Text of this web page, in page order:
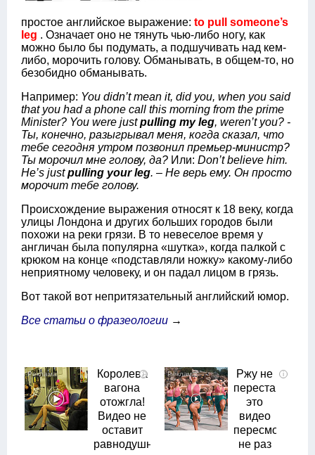
простое английское выражение: to pull someone’s
leg . Означает оно не тянуть чью-либо ногу, как
можно было бы подумать, а подшучивать над кем-
либо, морочить голову. Обманывать, в общем-то, но
безобидно обманывать.
Например: You didn’t mean it, did you, when you said
that you had a phone call this morning from the prime
Minister? You were justpulling my leg, weren’t you? -
Ты, конечно, разыгрывал меня, когда сказал, что
тебе сегодня утром позвонил премьер-министр?
Ты морочил мне голову, да? Или: Don’t believe him.
He’s justpulling your leg. – Не верь ему. Он просто
морочит тебе голову.
Происхождение выражения относят к 18 веку, когда
улицы Лондона и других больших городов были
похожи на реки грязи. В то невеселое время у
англичан была популярна «шутка», когда палкой с
крюком на конце «подставляли ножку» какому-либо
неприятному человеку, и он падал лицом в грязь.
Вот такой вот непритязательный английский юмор.
Все статьи о фразеологии →
i
Королева
вагона
отожгла!
Видео не
оставит
равнодушным
i
Ржу не
переставая,
это
видео
пересмотришь
не раз